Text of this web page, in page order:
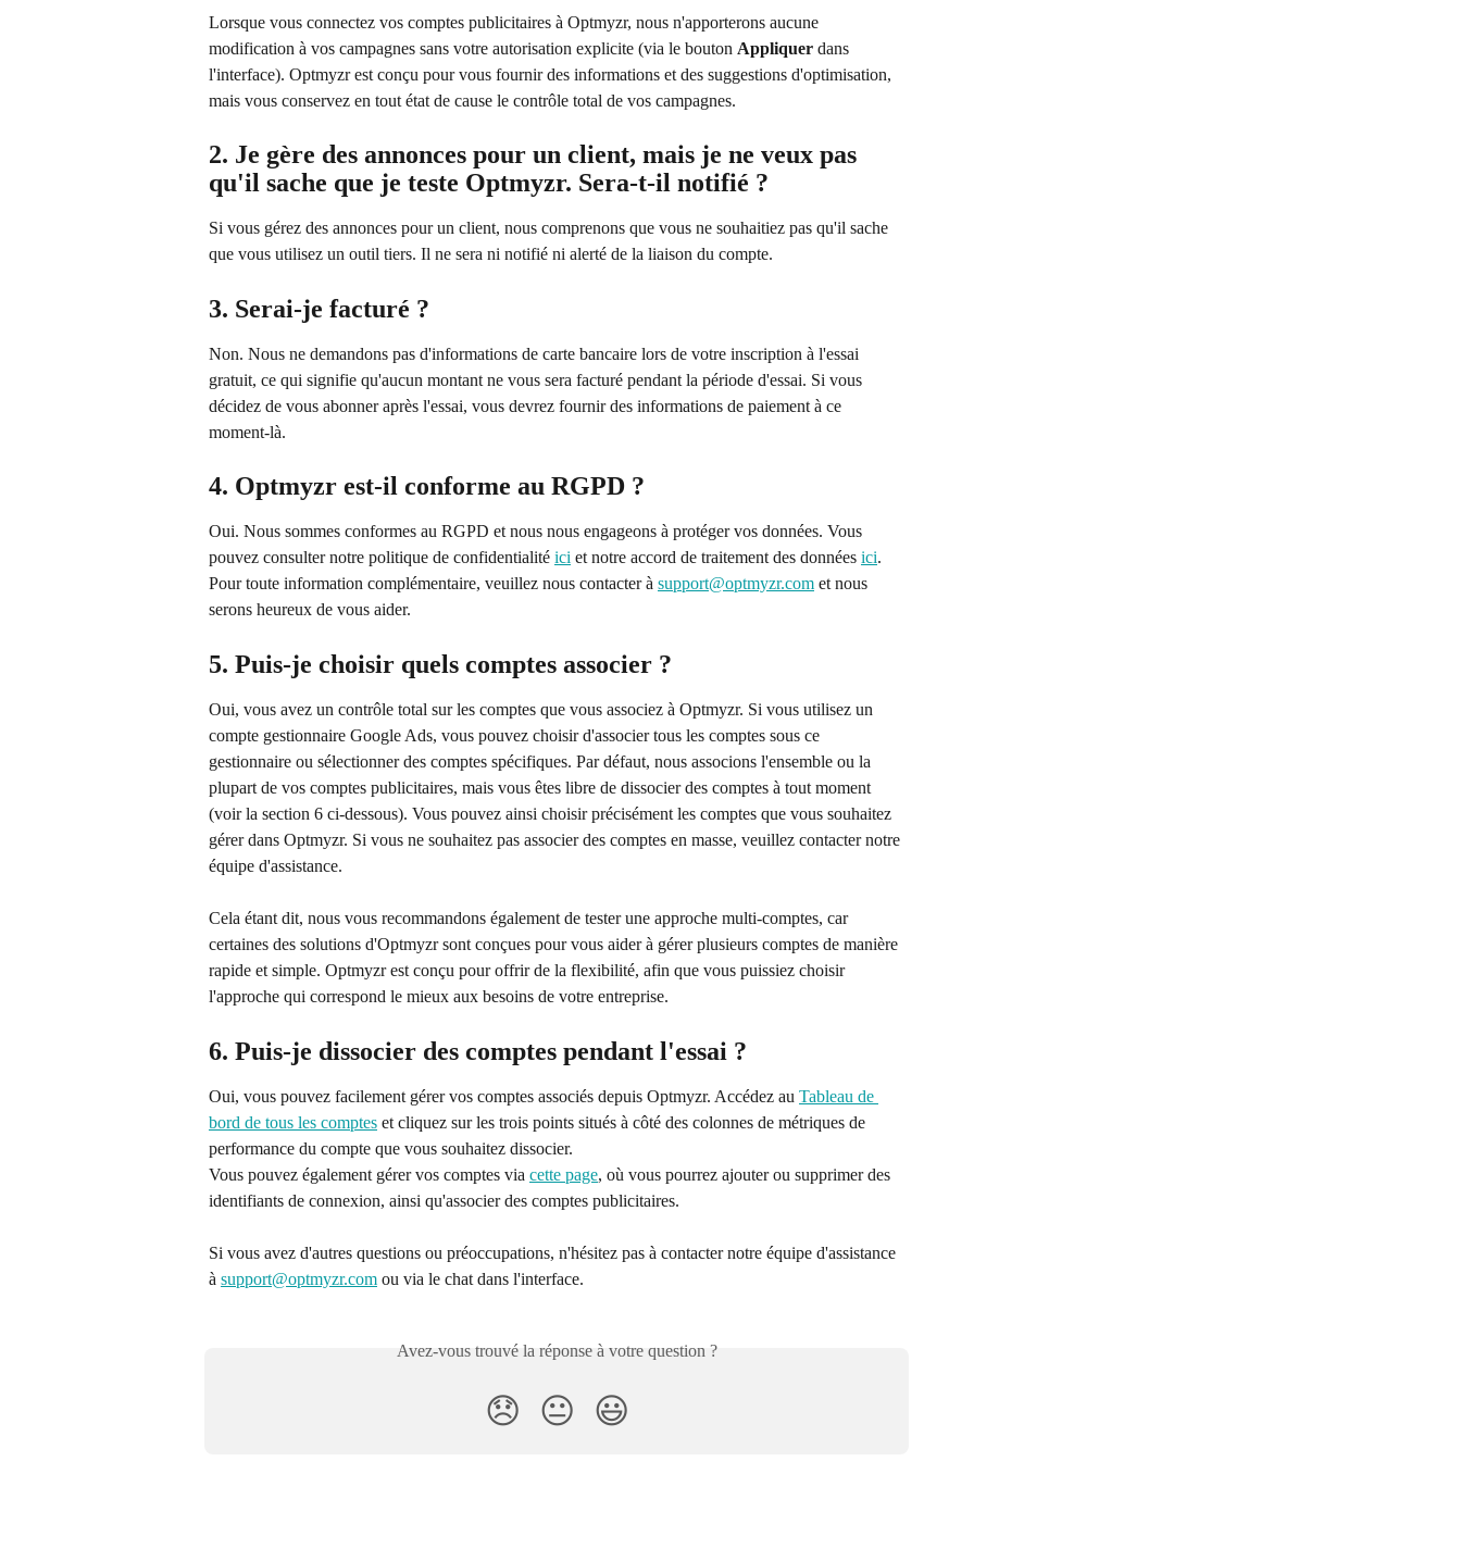
Lorsque vous connectez vos comptes publicitaires à Optmyzr, nous n'apporterons aucune
modification à vos campagnes sans votre autorisation explicite (via le bouton Appliquer dans
l'interface). Optmyzr est conçu pour vous fournir des informations et des suggestions d'optimisation,
mais vous conservez en tout état de cause le contrôle total de vos campagnes.
2. Je gère des annonces pour un client, mais je ne veux pas
qu'il sache que je teste Optmyzr. Sera-t-il notifié ?
Si vous gérez des annonces pour un client, nous comprenons que vous ne souhaitiez pas qu'il sache
que vous utilisez un outil tiers. Il ne sera ni notifié ni alerté de la liaison du compte.
3. Serai-je facturé ?
Non. Nous ne demandons pas d'informations de carte bancaire lors de votre inscription à l'essai
gratuit, ce qui signifie qu'aucun montant ne vous sera facturé pendant la période d'essai. Si vous
décidez de vous abonner après l'essai, vous devrez fournir des informations de paiement à ce
moment-là.
4. Optmyzr est-il conforme au RGPD ?
Oui. Nous sommes conformes au RGPD et nous nous engageons à protéger vos données. Vous
pouvez consulter notre politique de confidentialité ici et notre accord de traitement des données ici.
Pour toute information complémentaire, veuillez nous contacter à support@optmyzr.com et nous
serons heureux de vous aider.
5. Puis-je choisir quels comptes associer ?
Oui, vous avez un contrôle total sur les comptes que vous associez à Optmyzr. Si vous utilisez un
compte gestionnaire Google Ads, vous pouvez choisir d'associer tous les comptes sous ce
gestionnaire ou sélectionner des comptes spécifiques. Par défaut, nous associons l'ensemble ou la
plupart de vos comptes publicitaires, mais vous êtes libre de dissocier des comptes à tout moment
(voir la section 6 ci-dessous). Vous pouvez ainsi choisir précisément les comptes que vous souhaitez
gérer dans Optmyzr. Si vous ne souhaitez pas associer des comptes en masse, veuillez contacter notre
équipe d'assistance.
Cela étant dit, nous vous recommandons également de tester une approche multi-comptes, car
certaines des solutions d'Optmyzr sont conçues pour vous aider à gérer plusieurs comptes de manière
rapide et simple. Optmyzr est conçu pour offrir de la flexibilité, afin que vous puissiez choisir
l'approche qui correspond le mieux aux besoins de votre entreprise.
6. Puis-je dissocier des comptes pendant l'essai ?
Oui, vous pouvez facilement gérer vos comptes associés depuis Optmyzr. Accédez au Tableau de
bord de tous les comptes et cliquez sur les trois points situés à côté des colonnes de métriques de
performance du compte que vous souhaitez dissocier.
Vous pouvez également gérer vos comptes via cette page, où vous pourrez ajouter ou supprimer des
identifiants de connexion, ainsi qu'associer des comptes publicitaires.
Si vous avez d'autres questions ou préoccupations, n'hésitez pas à contacter notre équipe d'assistance
à support@optmyzr.com ou via le chat dans l'interface.
Avez-vous trouvé la réponse à votre question ?
😞 😐 😃